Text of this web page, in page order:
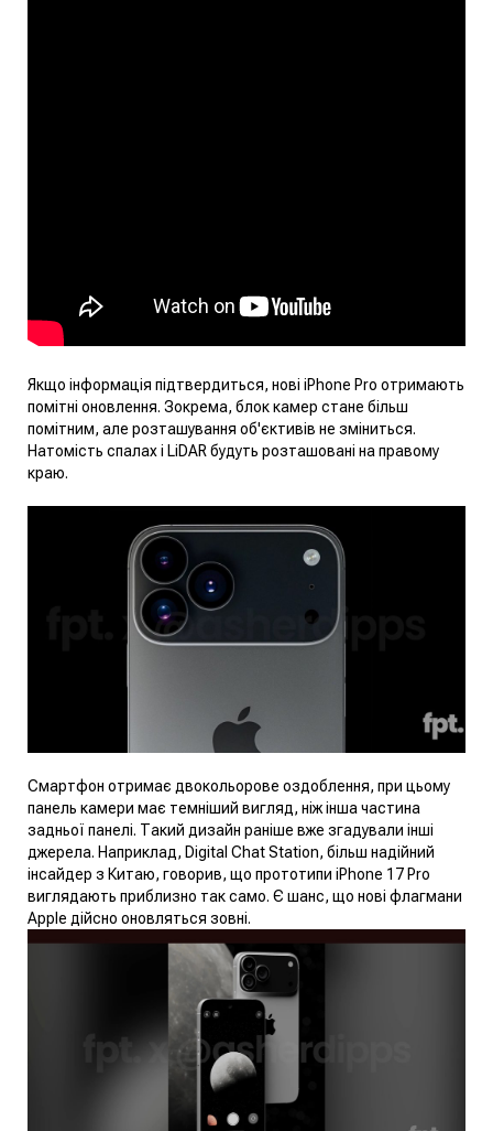
Якщо інформація підтвердиться, нові iPhone Pro отримають
помітні оновлення. Зокрема, блок камер стане більш
помітним, але розташування об'єктивів не зміниться.
Натомість спалах і LiDAR будуть розташовані на правому
краю.
Смартфон отримає двокольорове оздоблення, при цьому
панель камери має темніший вигляд, ніж інша частина
задньої панелі. Такий дизайн раніше вже згадували інші
джерела. Наприклад, Digital Chat Station, більш надійний
інсайдер з Китаю, говорив, що прототипи iPhone 17 Pro
виглядають приблизно так само. Є шанс, що нові флагмани
Apple дійсно оновляться зовні.